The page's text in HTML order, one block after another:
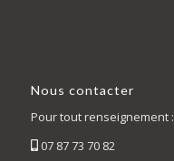
Nous contacter
Pour tout renseignement :
07 87 73 70 82